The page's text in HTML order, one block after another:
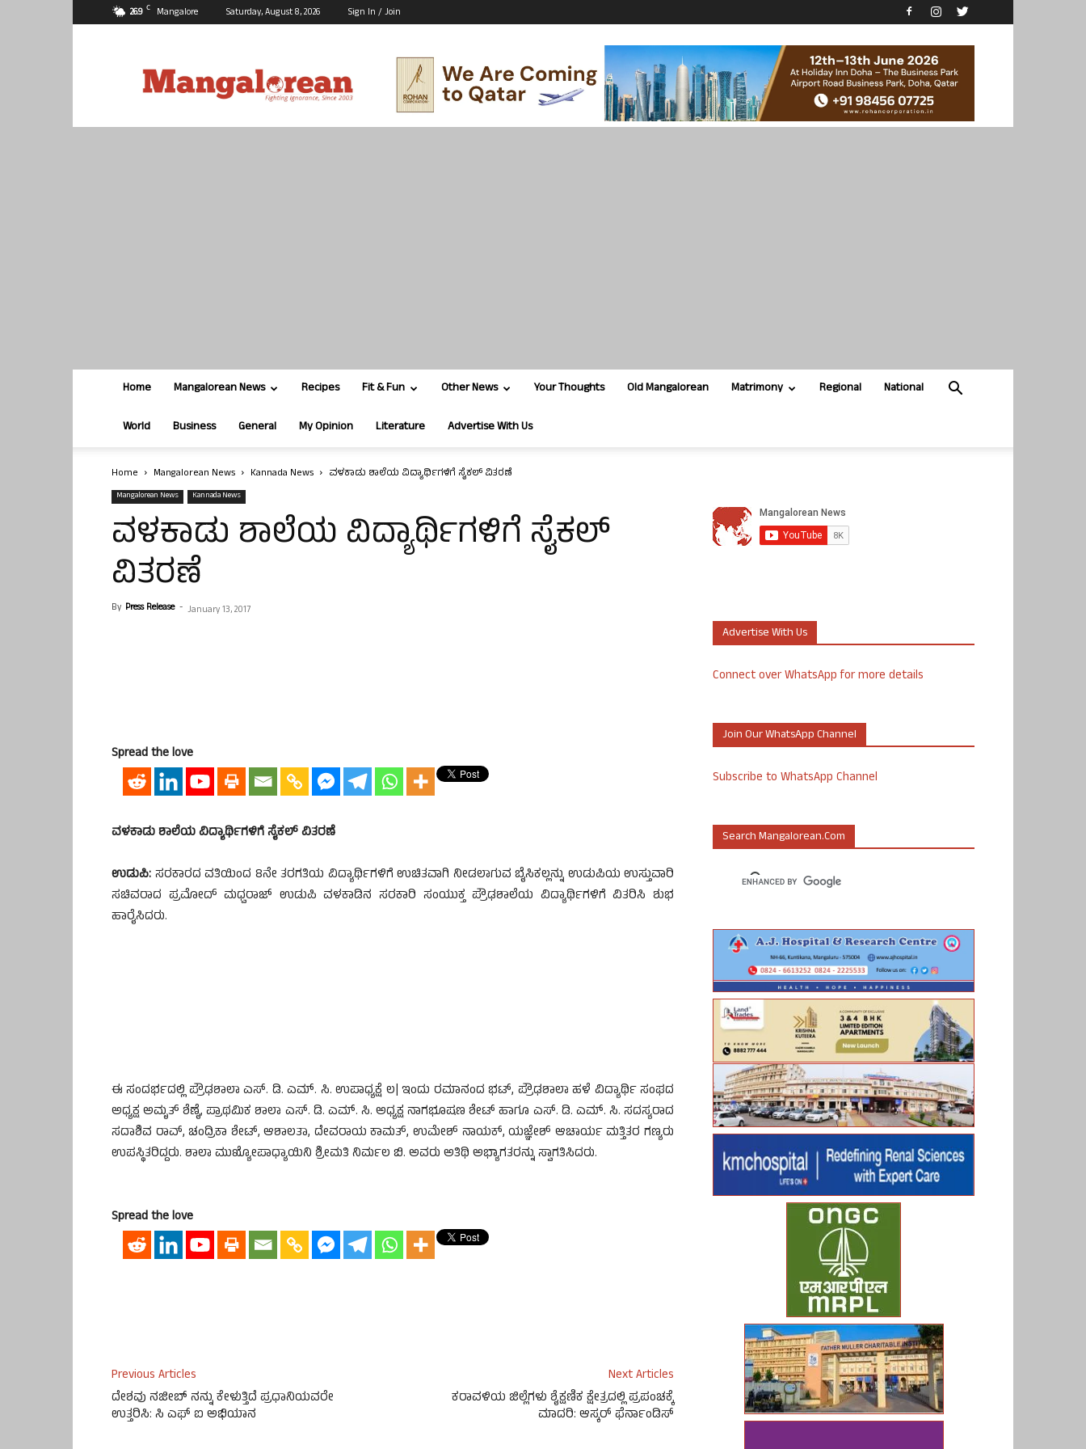
26.9 C Mangalore Saturday, August 8, 2026 Sign In / Join
Home Mangalorean News Recipes Fit & Fun Other News Your Thoughts Old Mangalorean Matrimony Regional National
World Business General My Opinion Literature Advertise With Us
Home Mangalorean News Kannada News ವಳಕಾಡು ಶಾಲೆಯ ವಿದ್ಯಾರ್ಥಿಗಳಿಗೆ ಸೈಕಲ್ ವಿತರಣೆ
Mangalorean News Kannada News
ವಳಕಾಡು ಶಾಲೆಯ ವಿದ್ಯಾರ್ಥಿಗಳಿಗೆ ಸೈಕಲ್
ವಿತರಣೆ
By Press Release - January 13, 2017
Spread the love
ವಳಕಾಡು ಶಾಲೆಯ ವಿದ್ಯಾರ್ಥಿಗಳಿಗೆ ಸೈಕಲ್ ವಿತರಣೆ
ಉಡುಪಿ: ಸರಕಾರದ ವತಿಯಿಂದ 8ನೇ ತರಗತಿಯ ವಿದ್ಯಾರ್ಥಿಗಳಿಗೆ ಉಚಿತವಾಗಿ ನೀಡಲಾಗುವ ಬೈಸಿಕಲ್ಲನ್ನು ಉಡುಪಿಯ ಉಸ್ತುವಾರಿ
ಸಚಿವರಾದ ಪ್ರಮೋದ್ ಮಧ್ವರಾಜ್ ಉಡುಪಿ ವಳಕಾಡಿನ ಸರಕಾರಿ ಸಂಯುಕ್ತ ಪ್ರೌಢಶಾಲೆಯ ವಿದ್ಯಾರ್ಥಿಗಳಿಗೆ ವಿತರಿಸಿ ಶುಭ
ಹಾರೈಸಿದರು.
ಈ ಸಂದರ್ಭದಲ್ಲಿ ಪ್ರೌಢಶಾಲಾ ಎಸ್. ಡಿ. ಎಮ್. ಸಿ. ಉಪಾಧ್ಯಕ್ಷೆ ಲ| ಇಂದು ರಮಾನಂದ ಭಟ್, ಪ್ರೌಢಶಾಲಾ ಹಳೆ ವಿದ್ಯಾರ್ಥಿ ಸಂಘದ
ಅಧ್ಯಕ್ಷ ಅಮೃತ್ ಶೆಣೈ, ಪ್ರಾಥಮಿಕ ಶಾಲಾ ಎಸ್. ಡಿ. ಎಮ್. ಸಿ. ಅಧ್ಯಕ್ಷ ನಾಗಭೂಷಣ ಶೇಟ್ ಹಾಗೂ ಎಸ್. ಡಿ. ಎಮ್. ಸಿ. ಸದಸ್ಯರಾದ
ಸದಾಶಿವ ರಾವ್, ಚಂದ್ರಿಕಾ ಶೇಟ್, ಆಶಾಲತಾ, ದೇವರಾಯ ಕಾಮತ್, ಉಮೇಶ್ ನಾಯಕ್, ಯಜ್ಞೇಶ್ ಆಚಾರ್ಯ ಮತ್ತಿತರ ಗಣ್ಯರು
ಉಪಸ್ಥಿತರಿದ್ದರು. ಶಾಲಾ ಮುಖ್ಯೋಪಾಧ್ಯಾಯಿನಿ ಶ್ರೀಮತಿ ನಿರ್ಮಲ ಬಿ. ಅವರು ಅತಿಥಿ ಅಭ್ಯಾಗತರನ್ನು ಸ್ವಾಗತಿಸಿದರು.
Spread the love
Previous Articles
ದೇಶವು ನಜೀಬ್ ನನ್ನು ಕೇಳುತ್ತಿದೆ ಪ್ರಧಾನಿಯವರೇ
ಉತ್ತರಿಸಿ: ಸಿ ಎಫ್ ಐ ಅಭಿಯಾನ
Next Articles
ಕರಾವಳಿಯ ಜಿಲ್ಲೆಗಳು ಶೈಕ್ಷಣಿಕ ಕ್ಷೇತ್ರದಲ್ಲಿ ಪ್ರಪಂಚಕ್ಕೆ
ಮಾದರಿ: ಆಸ್ಕರ್ ಫೆರ್ನಾಂಡಿಸ್
Advertise With Us
Connect over WhatsApp for more details
Join Our WhatsApp Channel
Subscribe to WhatsApp Channel
Search Mangalorean.com